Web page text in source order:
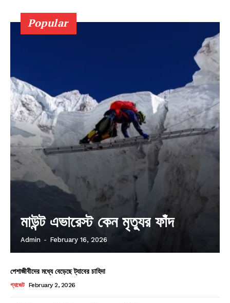
Popular
মাউন্ট এভারেস্ট কেন মৃত্যুর ফাঁদ
Admin - February 16, 2026
পেশাজীবীদের মধ্যে বেড়েছে ট্যাবের চাহিদা
গ্যাজেট February 2, 2026